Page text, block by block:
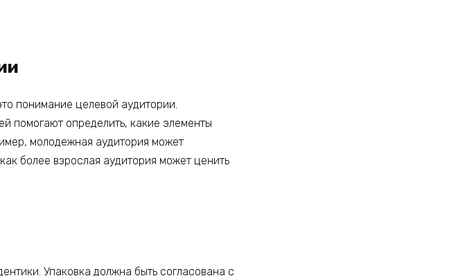
понимание целевой аудитории.
помогают определить, какие элементы
молодежная аудитория может
более взрослая аудитория может ценить
Упаковка должна быть согласована с